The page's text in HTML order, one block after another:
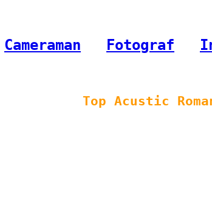
Cameraman Fotograf
Top Acustic